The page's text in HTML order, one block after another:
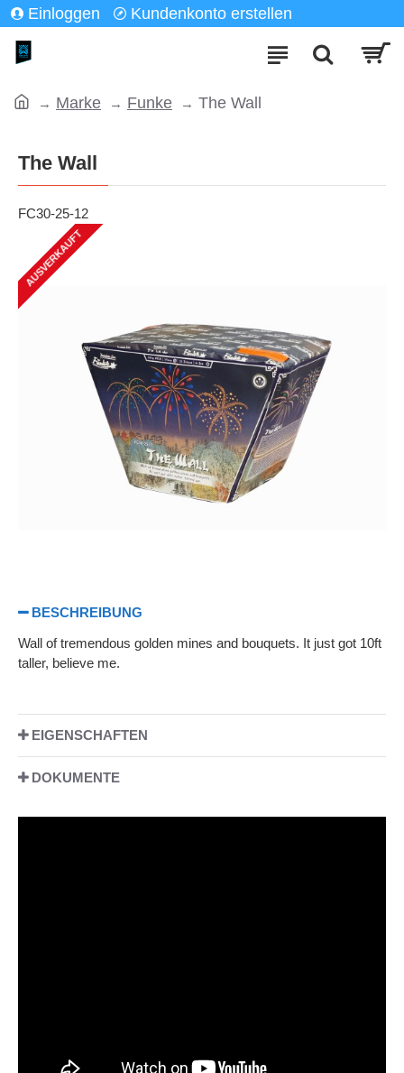
Einloggen Kundenkonto erstellen
Marke Funke The Wall
The Wall
FC30-25-12
AUSVERKAUFT
BESCHREIBUNG
Wall of tremendous golden mines and bouquets. It just got 10ft
taller, believe me.
EIGENSCHAFTEN
DOKUMENTE